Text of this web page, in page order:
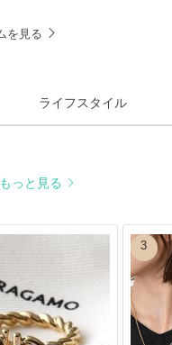
を見る
ライフスタイル
もっと見る
3